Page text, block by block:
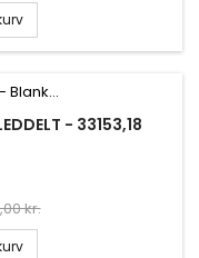
- 33153,18
kr.